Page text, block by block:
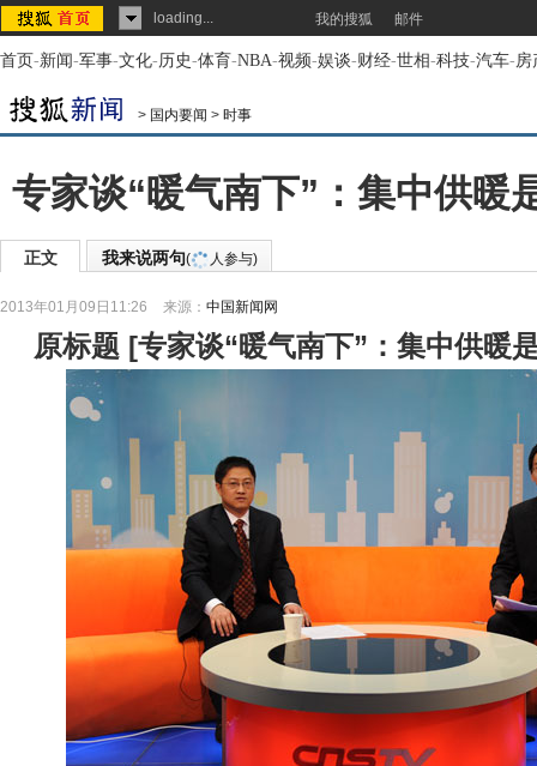
loading... 我的搜狐 邮件
首页-新闻-军事-文化-历史-体育-NBA-视频-娱谈-财经-世相-科技-汽车-房
> 国内要闻 > 时事
专家谈“暖气南下”：集中供暖
正文 我来说两句( 人参与)
2013年01月09日11:26 来源： 中国新闻网
原标题 [专家谈“暖气南下”：集中供暖